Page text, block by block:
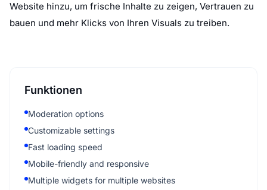
Website hinzu, um frische Inhalte zu zeigen, Vertrauen zu
bauen und mehr Klicks von Ihren Visuals zu treiben.
Funktionen
Moderation options
Customizable settings
Fast loading speed
Mobile-friendly and responsive
Multiple widgets for multiple websites